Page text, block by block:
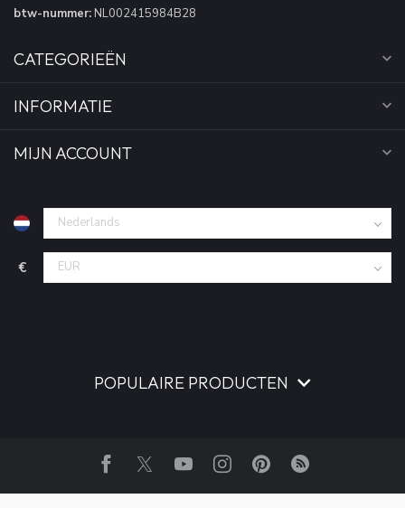
btw-nummer: NL002415984B28
CATEGORIEËN
INFORMATIE
MIJN ACCOUNT
€
POPULAIRE PRODUCTEN